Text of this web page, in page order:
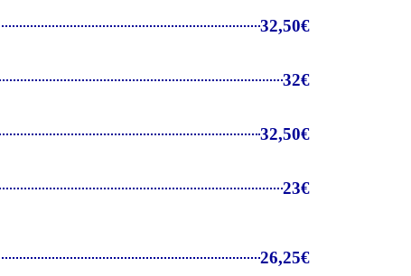
32,50€
32€
32,50€
23€
26,25€